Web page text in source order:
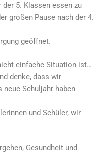
5. Klassen essen zu
großen Pause nach der 4.
geöffnet.
einfache Situation ist…
denke, dass wir
neue Schuljahr haben
und Schüler, wir
Gesundheit und